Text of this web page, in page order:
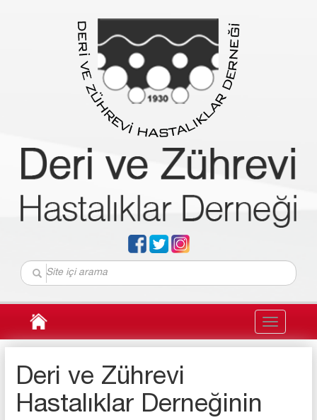
Toggle
navigation
Deri ve Zührevi
Hastalıklar Derneğinin